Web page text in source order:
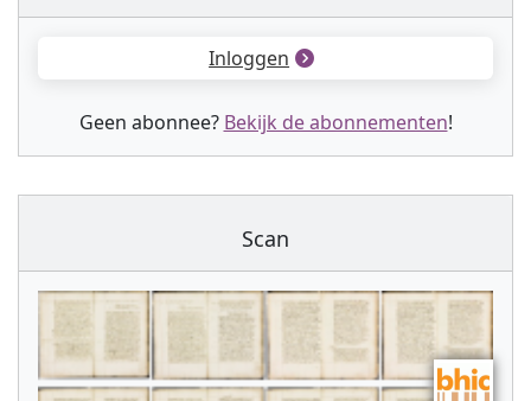
Inloggen
Geen abonnee? Bekijk de abonnementen!
Scan